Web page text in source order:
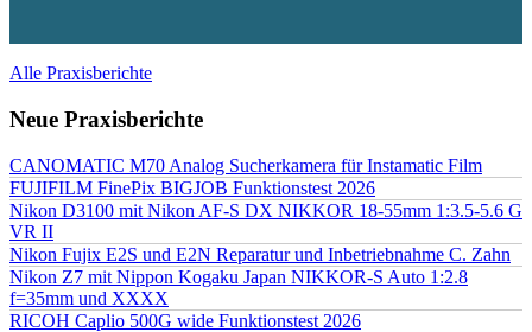
Alle Praxisberichte
Neue Praxisberichte
CANOMATIC M70 Analog Sucherkamera für Instamatic Film
FUJIFILM FinePix BIGJOB Funktionstest 2026
Nikon D3100 mit Nikon AF-S DX NIKKOR 18-55mm 1:3.5-5.6 G
VR II
Nikon Fujix E2S und E2N Reparatur und Inbetriebnahme C. Zahn
Nikon Z7 mit Nippon Kogaku Japan NIKKOR-S Auto 1:2.8
f=35mm und XXXX
RICOH Caplio 500G wide Funktionstest 2026